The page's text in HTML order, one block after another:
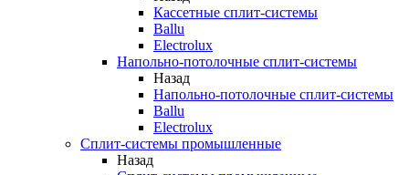
Кассетные сплит-системы
Ballu
Electrolux
Напольно-потолочные сплит-системы
Назад
Напольно-потолочные сплит-системы
Ballu
Electrolux
Сплит-системы промышленные
Назад